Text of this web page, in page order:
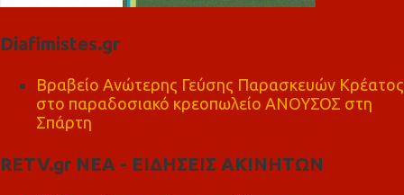
Diafimistes.gr
Βραβείο Ανώτερης Γεύσης Παρασκευών Κρέατος
στο παραδοσιακό κρεοπωλείο ΑΝΟΥΣΟΣ στη
Σπάρτη
RETV.gr ΝΕΑ - ΕΙΔΗΣΕΙΣ ΑΚΙΝΗΤΩΝ